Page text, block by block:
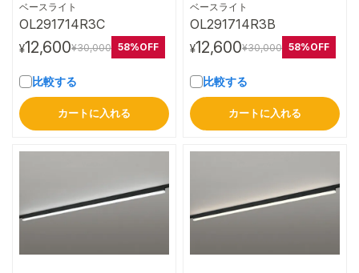
ベースライト
OL291714R3C
¥12,600¥30,000 58%OFF
比較する
カートに入れる
ベースライト
OL291714R3B
¥12,600¥30,000 58%OFF
比較する
カートに入れる